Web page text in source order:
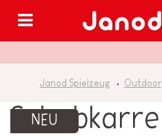
Janod Spielzeug Outdoor
NEU
Schubkarre